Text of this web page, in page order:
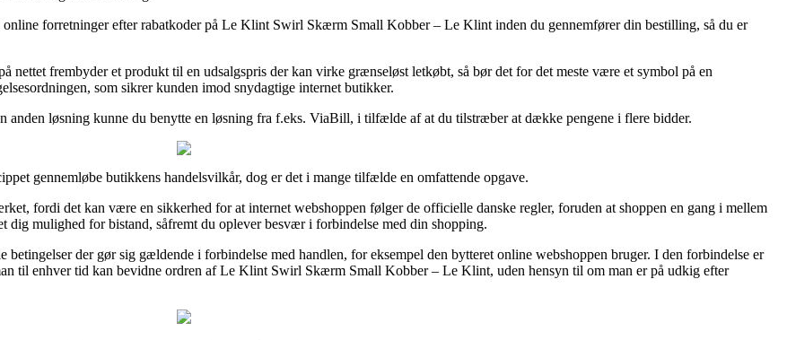
forretninger efter rabatkoder på Le Klint Swirl Skærm Small Kobber – Le Klint inden du gennemfører din bestilling, så du er
frembyder et produkt til en udsalgspris der kan virke grænseløst letkøbt, så bør det for det meste være et symbol på en
som sikrer kunden imod snydagtige internet butikker.
anden løsning kunne du benytte en løsning fra f.eks. ViaBill, i tilfælde af at du tilstræber at dække pengene i flere bidder.
gennemløbe butikkens handelsvilkår, dog er det i mange tilfælde en omfattende opgave.
fordi det kan være en sikkerhed for at internet webshoppen følger de officielle danske regler, foruden at shoppen en gang i mellem
dig mulighed for bistand, såfremt du oplever besvær i forbindelse med din shopping.
der gør sig gældende i forbindelse med handlen, for eksempel den bytteret online webshoppen bruger. I den forbindelse er
til enhver tid kan bevidne ordren af Le Klint Swirl Skærm Small Kobber – Le Klint, uden hensyn til om man er på udkig efter